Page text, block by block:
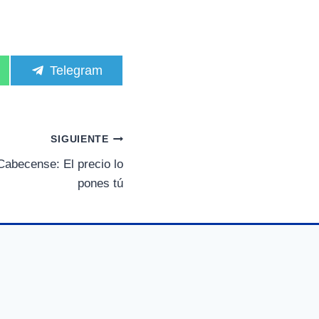
C
o
r
t
i
r
Telegram
SIGUIENTE
El precio lo
pones tú